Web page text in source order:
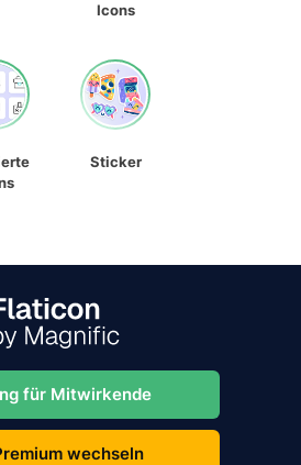
Icons
Sticker
für Mitwirkende
wechseln